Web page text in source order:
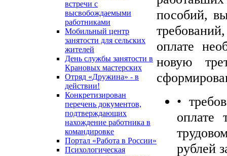
встречи с
высвобождаемыми
работниками
Мобильный центр
занятости для сельских
жителей
День службы занятости в
Крановых мастерских
Отряд «Дружина» - в
действии!
Конкретизирован
перечень документов,
подтверждающих
нахождение работника в
командировке
Портал «Работа в России»
Психологическая
пособий,
оплате
новую
•
оплате
рублей